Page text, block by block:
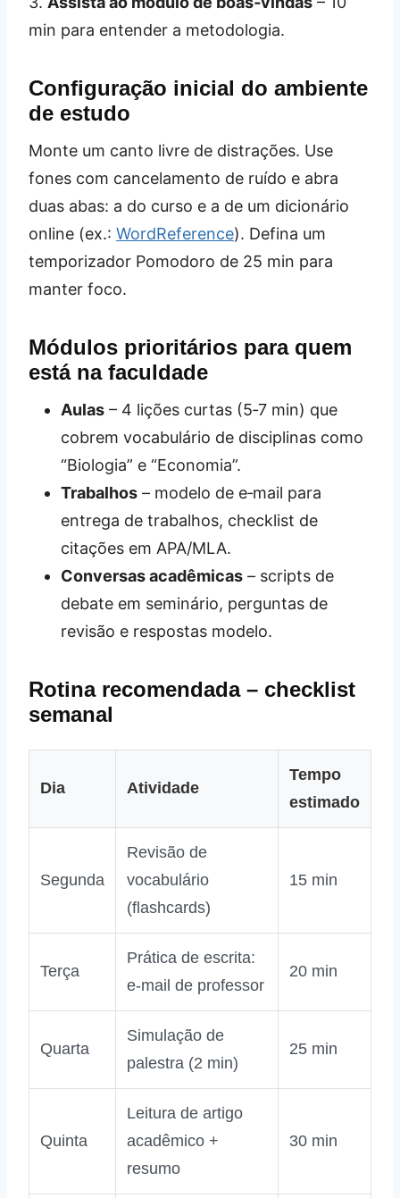
min para entender a metodologia.
Configuração inicial do ambiente
de estudo
Monte um canto livre de distrações. Use
fones com cancelamento de ruído e abra
duas abas: a do curso e a de um dicionário
online (ex.: WordReference). Defina um
temporizador Pomodoro de 25 min para
manter foco.
Módulos prioritários para quem
está na faculdade
Aulas – 4 lições curtas (5‑7 min) que
cobrem vocabulário de disciplinas como
“Biologia” e “Economia”.
Trabalhos – modelo de e‑mail para
entrega de trabalhos, checklist de
citações em APA/MLA.
Conversas acadêmicas – scripts de
debate em seminário, perguntas de
revisão e respostas modelo.
Rotina recomendada – checklist
semanal
Dia Atividade
Tempo
estimado
Segunda
Revisão de
vocabulário
(flashcards)
15 min
Terça
Prática de escrita:
e‑mail de professor
20 min
Quarta
Simulação de
palestra (2 min)
25 min
Quinta
Leitura de artigo
acadêmico +
resumo
30 min